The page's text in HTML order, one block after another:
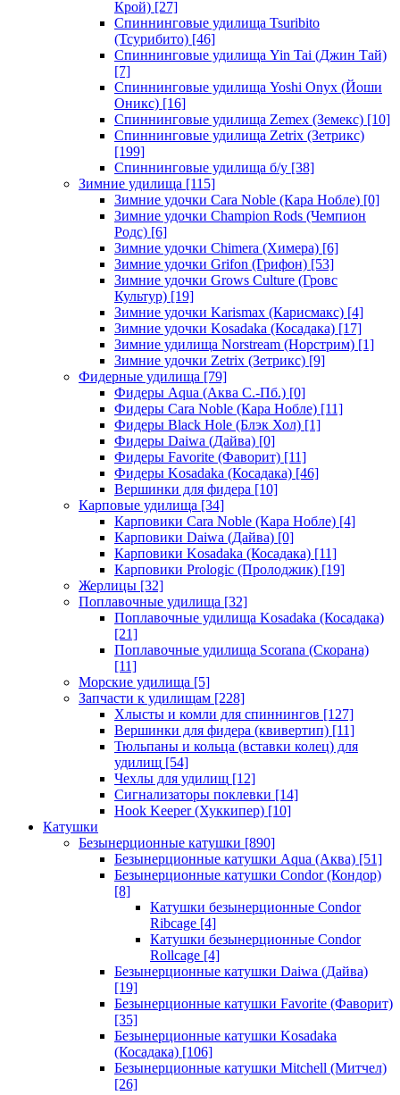
Крой) [27]
Спиннинговые удилища Tsuribito
(Тсурибито) [46]
Спиннинговые удилища Yin Tai (Джин Тай)
[7]
Спиннинговые удилища Yoshi Onyx (Йоши
Оникс) [16]
Спиннинговые удилища Zemex (Земекс) [10]
Спиннинговые удилища Zetrix (Зетрикс)
[199]
Спиннинговые удилища б/у [38]
Зимние удилища [115]
Зимние удочки Cara Noble (Кара Нобле) [0]
Зимние удочки Champion Rods (Чемпион
Родс) [6]
Зимние удочки Chimera (Химера) [6]
Зимние удочки Grifon (Грифон) [53]
Зимние удочки Grows Culture (Гровс
Культур) [19]
Зимние удочки Karismax (Карисмакс) [4]
Зимние удочки Kosadaka (Косадака) [17]
Зимние удилища Norstream (Норстрим) [1]
Зимние удочки Zetrix (Зетрикс) [9]
Фидерные удилища [79]
Фидеры Aqua (Аква С.-Пб.) [0]
Фидеры Cara Noble (Кара Нобле) [11]
Фидеры Black Hole (Блэк Хол) [1]
Фидеры Daiwa (Дайва) [0]
Фидеры Favorite (Фаворит) [11]
Фидеры Kosadaka (Косадака) [46]
Вершинки для фидера [10]
Карповые удилища [34]
Карповики Cara Noble (Кара Нобле) [4]
Карповики Daiwa (Дайва) [0]
Карповики Kosadaka (Косадака) [11]
Карповики Prologic (Пролоджик) [19]
Жерлицы [32]
Поплавочные удилища [32]
Поплавочные удилища Kosadaka (Косадака)
[21]
Поплавочные удилища Scorana (Скорана)
[11]
Морские удилища [5]
Запчасти к удилищам [228]
Хлысты и комли для спиннингов [127]
Вершинки для фидера (квивертип) [11]
Тюльпаны и кольца (вставки колец) для
удилищ [54]
Чехлы для удилищ [12]
Сигнализаторы поклевки [14]
Hook Keeper (Хуккипер) [10]
Катушки
Безынерционные катушки [890]
Безынерционные катушки Aqua (Аква) [51]
Безынерционные катушки Condor (Кондор)
[8]
Катушки безынерционные Condor
Ribcage [4]
Катушки безынерционные Condor
Rollcage [4]
Безынерционные катушки Daiwa (Дайва)
[19]
Безынерционные катушки Favorite (Фаворит)
[35]
Безынерционные катушки Kosadaka
(Косадака) [106]
Безынерционные катушки Mitchell (Митчел)
[26]